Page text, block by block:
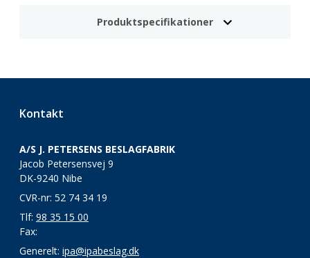
Produktspecifikationer
Kontakt
A/S J. PETERSENS BESLAGFABRIK
Jacob Petersensvej 9
DK-9240 Nibe
CVR-nr: 52 74 34 19
Tlf: 98 35 15 00
Fax:
Generelt: ipa@ipabeslag.dk